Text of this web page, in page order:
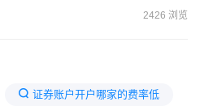
者认可。能否调整佣金？请...
2426 浏览
证券账户开户哪家的费率低